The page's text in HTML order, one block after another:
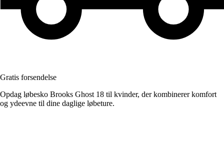
Gratis forsendelse
Opdag løbesko Brooks Ghost 18 til kvinder, der kombinerer komfort
og ydeevne til dine daglige løbeture.